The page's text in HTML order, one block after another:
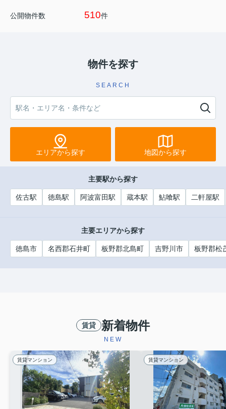
公開物件数 510件
物件を探す
SEARCH
エリアから探す 地図から探す
主要駅から探す
佐古駅 徳島駅 阿波富田駅 蔵本駅 鮎喰駅 二軒屋駅
主要エリアから探す
徳島市 名西郡石井町 板野郡北島町 吉野川市 板野郡松
賃貸 新着物件
NEW
賃貸マンション 賃貸マンション